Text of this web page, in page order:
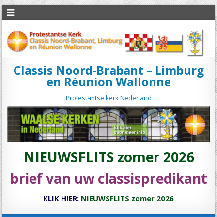
Classis Noord-Brabant – Limburg
en Réunion Wallonne
Protestantse kerk Nederland
NIEUWSFLITS zomer 2026
brief van uw classispredikant
KLIK HIER: NIEUWSFLITS zomer 2026